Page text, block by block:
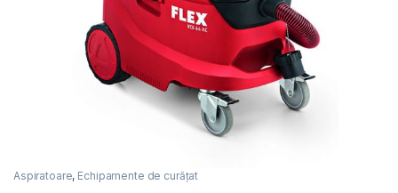
Aspiratoare, Echipamente de curățat